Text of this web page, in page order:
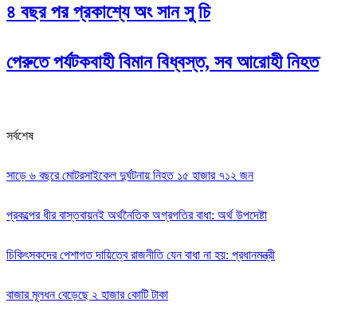
৪ বছর পর প্রকাশ্যে অং সান সু চি
পেরুতে পর্যটকবাহী বিমান বিধ্বস্ত, সব আরোহী নিহত
সর্বশেষ
সাড়ে ৬ বছরে মোটরসাইকেল দুর্ঘটনায় নিহত ১৫ হাজার ৭১২ জন
প্রকল্পের ধীর বাস্তবায়নই অর্থনৈতিক অগ্রগতির বাধা: অর্থ উপদেষ্টা
চিকিৎসকদের পেশাগত দায়িত্বে রাজনীতি যেন বাধা না হয়: প্রধানমন্ত্রী
বাজার মূলধন বেড়েছে ২ হাজার কোটি টাকা